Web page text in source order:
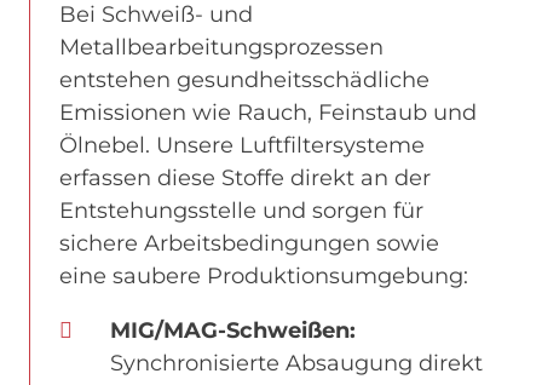
Bei Schweiß- und
Metallbearbeitungsprozessen
entstehen gesundheitsschädliche
Emissionen wie Rauch, Feinstaub und
Ölnebel. Unsere Luftfiltersysteme
erfassen diese Stoffe direkt an der
Entstehungsstelle und sorgen für
sichere Arbeitsbedingungen sowie
eine saubere Produktionsumgebung:
MIG/MAG-Schweißen:
Synchronisierte Absaugung direkt